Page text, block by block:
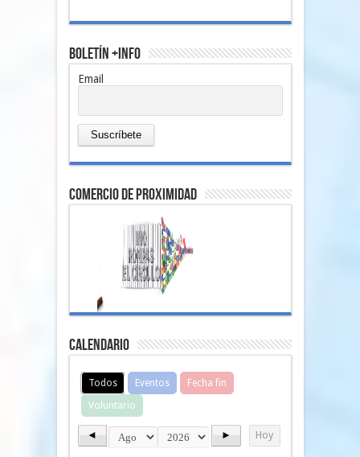
Boletín +Info
Email
comercio de proximidad
Calendario
Todos Eventos
Fecha fin
Voluntario
◄ ► Hoy